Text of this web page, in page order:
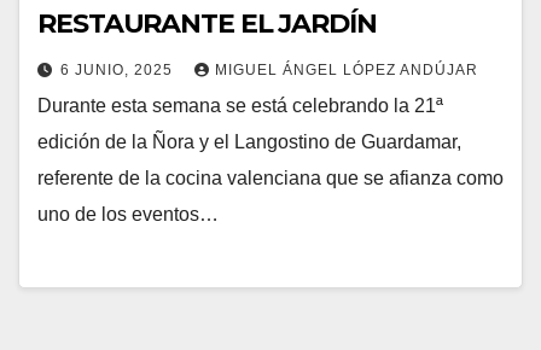
RESTAURANTE EL JARDÍN
6 JUNIO, 2025 MIGUEL ÁNGEL LÓPEZ ANDÚJAR
Durante esta semana se está celebrando la 21ª
edición de la Ñora y el Langostino de Guardamar,
referente de la cocina valenciana que se afianza como
uno de los eventos…